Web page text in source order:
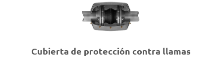
Cubierta de protección contra llamas